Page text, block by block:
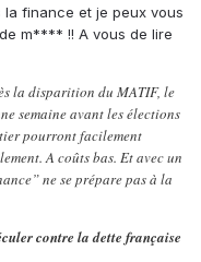
finance et je peux vous
m**** !! A vous de lire
la disparition du MATIF, le
semaine avant les élections
pourront facilement
A coûts bas. Et avec un
ne se prépare pas à la
contre la dette française